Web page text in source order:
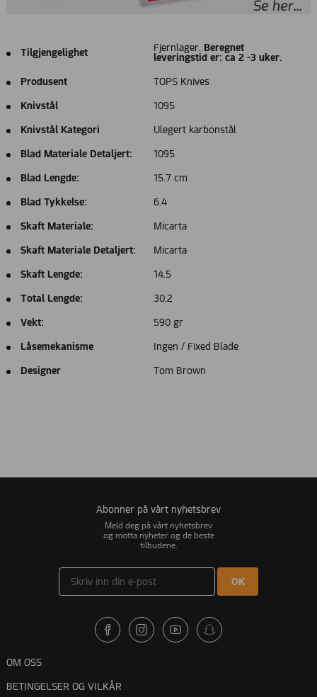
Tilgjengelighet Fjernlager. Beregnet
leveringstid er: ca 2 -3 uker.
Produsent TOPS Knives
Knivstål 1095
Knivstål Kategori Ulegert karbonstål
Blad Materiale Detaljert: 1095
Blad Lengde: 15.7 cm
Blad Tykkelse: 6.4
Skaft Materiale: Micarta
Skaft Materiale Detaljert: Micarta
Skaft Lengde: 14.5
Total Lengde: 30.2
Vekt: 590 gr
Låsemekanisme Ingen / Fixed Blade
Designer Tom Brown
Abonner på vårt nyhetsbrev
Meld deg på vårt nyhetsbrev
og motta nyheter og de beste
tilbudene.
OK
OM OSS
BETINGELSER OG VILKÅR